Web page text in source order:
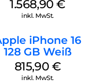
1.568,90€
inkl. MwSt.
iPhone 16
128 GB Weiß
815,90 €
inkl. MwSt.